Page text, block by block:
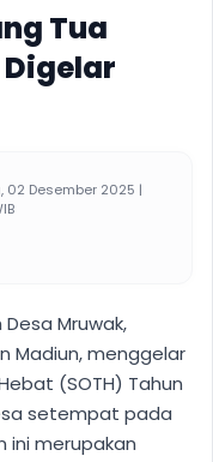
Tua
Digelar
02 Desember 2025 |
Mruwak,
Madiun, menggelar
(SOTH) Tahun
setempat pada
ini merupakan